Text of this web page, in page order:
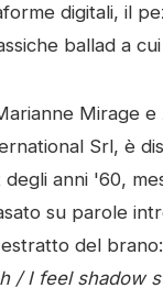
digitali, il
ballad a
Mirage
Srl, è
anni '60,
su parole
del brano:
/ I feel shadow